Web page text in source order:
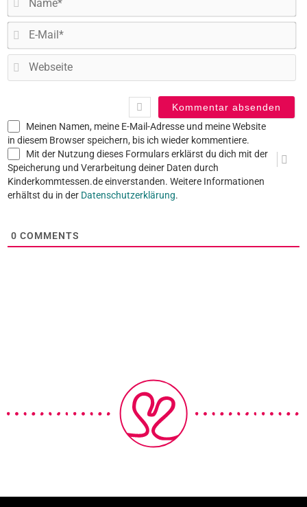
Meinen Namen, meine E-Mail-Adresse und meine Website
in diesem Browser speichern, bis ich wieder kommentiere.
Mit der Nutzung dieses Formulars erklärst du dich mit der
Speicherung und Verarbeitung deiner Daten durch
Kinderkommtessen.de einverstanden. Weitere Informationen
erhältst du in der Datenschutzerklärung.
0 COMMENTS